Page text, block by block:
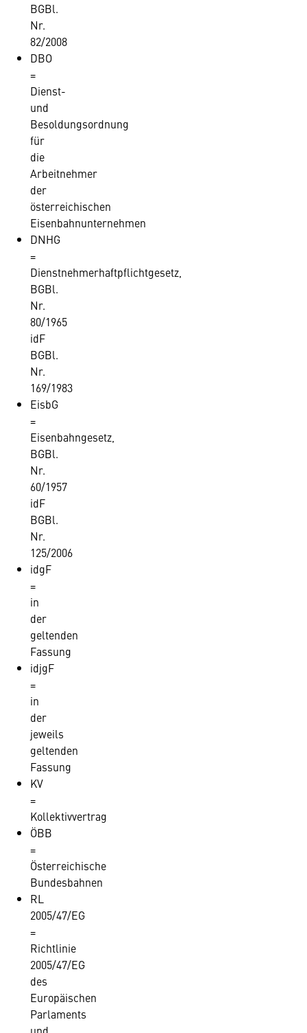
BGBl.
Nr.
82/2008
DBO
=
Dienst-
und
Besoldungsordnung
für
die
Arbeitnehmer
der
österreichischen
Eisenbahnunternehmen
DNHG
=
Dienstnehmerhaftpflichtgesetz,
BGBl.
Nr.
80/1965
idF
BGBl.
Nr.
169/1983
EisbG
=
Eisenbahngesetz,
BGBl.
Nr.
60/1957
idF
BGBl.
Nr.
125/2006
idgF
=
in
der
geltenden
Fassung
idjgF
=
in
der
jeweils
geltenden
Fassung
KV
=
Kollektivvertrag
ÖBB
=
Österreichische
Bundesbahnen
RL
2005/47/EG
=
Richtlinie
2005/47/EG
des
Europäischen
Parlaments